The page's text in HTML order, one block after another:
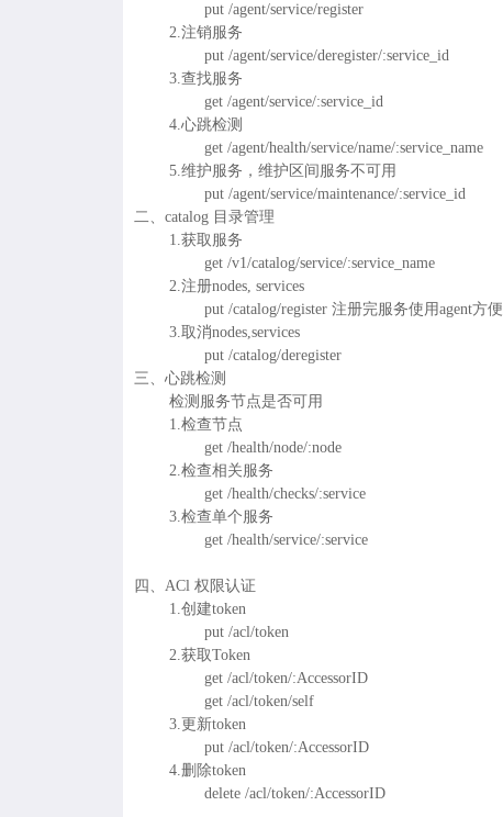
put /agent/service/register
2.注销服务
put /agent/service/deregister/:service_id
3.查找服务
get /agent/service/:service_id
4.心跳检测
get /agent/health/service/name/:service_name
5.维护服务，维护区间服务不可用
put /agent/service/maintenance/:service_id
二、catalog 目录管理
1.获取服务
get /v1/catalog/service/:service_name
2.注册nodes, services
put /catalog/register 注册完服务使用agent方便
3.取消nodes,services
put /catalog/deregister
三、心跳检测
检测服务节点是否可用
1.检查节点
get /health/node/:node
2.检查相关服务
get /health/checks/:service
3.检查单个服务
get /health/service/:service
四、ACl 权限认证
1.创建token
put /acl/token
2.获取Token
get /acl/token/:AccessorID
get /acl/token/self
3.更新token
put /acl/token/:AccessorID
4.删除token
delete /acl/token/:AccessorID